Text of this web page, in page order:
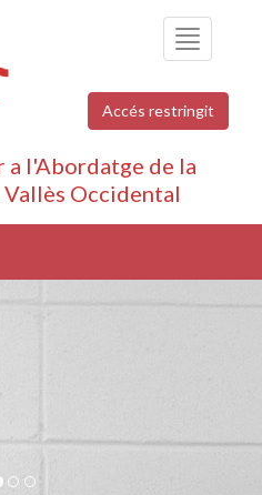
Toggle
navigation
Accés restringit
a l'Abordatge de la
Occidental